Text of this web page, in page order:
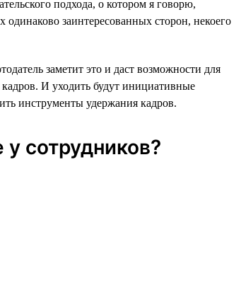
подхода, о котором я говорю,
одинаково заинтересованных сторон, некоего
заметит это и даст возможности для
кадров. И уходить будут инициативные
инструменты удержания кадров.
сотрудников?